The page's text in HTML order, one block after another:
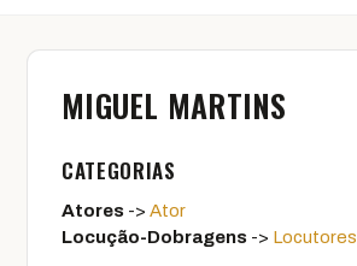
MIGUEL MARTINS
CATEGORIAS
Atores -> Ator
Locução-Dobragens -> Locutores